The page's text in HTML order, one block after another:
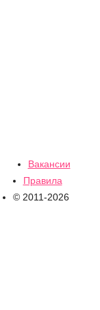
Вакансии
Правила
© 2011-2026